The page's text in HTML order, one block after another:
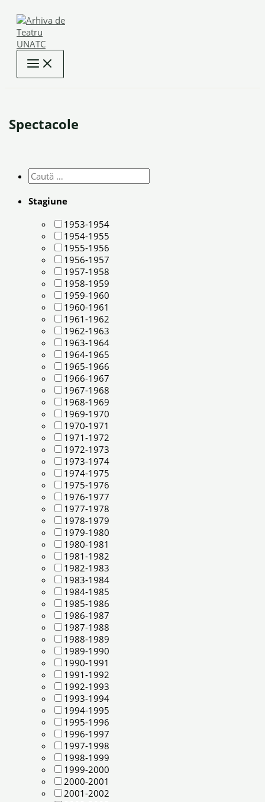
content
Spectacole
Stagiune
1953-1954
1954-1955
1955-1956
1956-1957
1957-1958
1958-1959
1959-1960
1960-1961
1961-1962
1962-1963
1963-1964
1964-1965
1965-1966
1966-1967
1967-1968
1968-1969
1969-1970
1970-1971
1971-1972
1972-1973
1973-1974
1974-1975
1975-1976
1976-1977
1977-1978
1978-1979
1979-1980
1980-1981
1981-1982
1982-1983
1983-1984
1984-1985
1985-1986
1986-1987
1987-1988
1988-1989
1989-1990
1990-1991
1991-1992
1992-1993
1993-1994
1994-1995
1995-1996
1996-1997
1997-1998
1998-1999
1999-2000
2000-2001
2001-2002